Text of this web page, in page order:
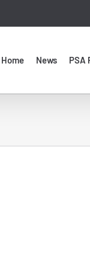
Home News PSA